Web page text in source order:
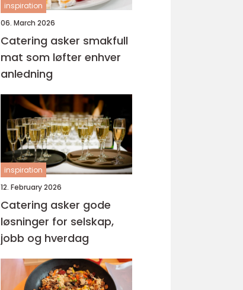
inspiration
06. March 2026
Catering asker smakfull
mat som løfter enhver
anledning
inspiration
12. February 2026
Catering asker gode
løsninger for selskap,
jobb og hverdag